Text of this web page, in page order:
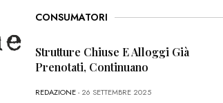
CONSUMATORI
Strutture Chiuse E Alloggi Già
Prenotati, Continuano
REDAZIONE- 26 SETTEMBRE 2025